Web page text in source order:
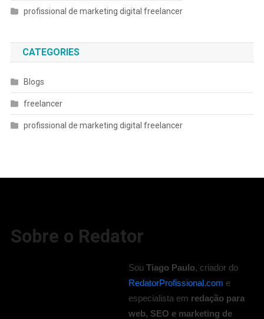
profissional de marketing digital freelancer
CATEGORIES
Blogs
freelancer
profissional de marketing digital freelancer
Sobre o Redator
SouTiago Paulo, criador do
RedatorProfissional.com e
especialista em redação para
web, SEO e marketing de